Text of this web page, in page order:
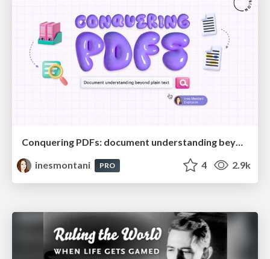
Conquering PDFs: document understanding beyond plain text
inesmontani
PRO 4 2.9k